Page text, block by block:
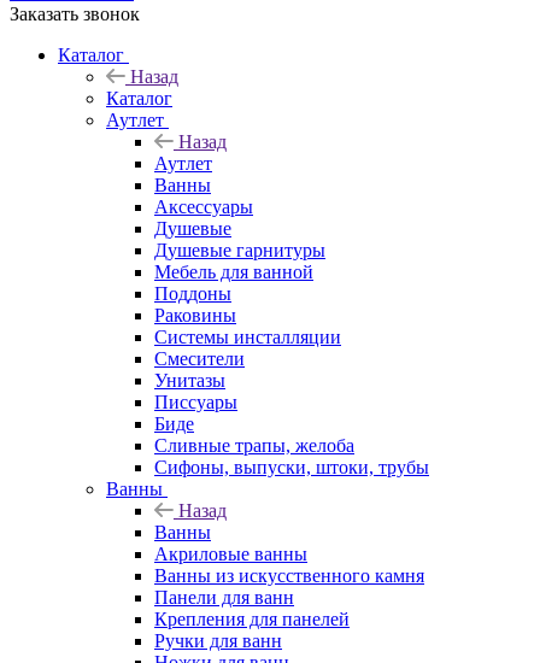
Заказать звонок
Каталог
Назад
Каталог
Аутлет
Назад
Аутлет
Ванны
Аксессуары
Душевые
Душевые гарнитуры
Мебель для ванной
Поддоны
Раковины
Системы инсталляции
Смесители
Унитазы
Писсуары
Биде
Сливные трапы, желоба
Сифоны, выпуски, штоки, трубы
Ванны
Назад
Ванны
Акриловые ванны
Ванны из искусственного камня
Панели для ванн
Крепления для панелей
Ручки для ванн